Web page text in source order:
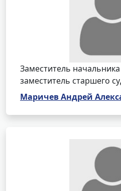
Заместитель
заместитель старшего
Маричев Андрей